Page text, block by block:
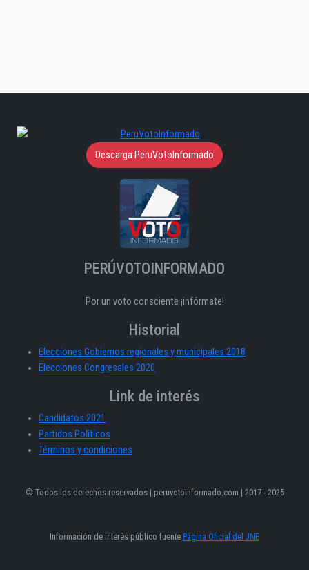
Descarga PeruVotoInformado
PERÚVOTOINFORMADO
Por un voto consciente ¡infórmate!
Historial
Elecciones Gobiernos regionales y municipales 2018
Elecciones Congresales 2020
Link de interés
Candidatos 2021
Partidos Políticos
Términos y condiciones
© Todos los derechos reservados | peruvotoinformado.com | 2017 - 2025
Información de interés público fuente Página Oficial del JNE